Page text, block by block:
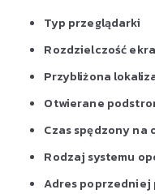
Typ przeglądarki
Rozdzielczość
Przybliżona
Otwierane
Czas spędzony
Rodzaj systemu
Adres